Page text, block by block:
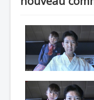
Séries
COSAA
Dessins
Artiste Asperger
Lexique